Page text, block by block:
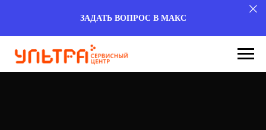
ЗАДАТЬ ВОПРОС В МАКС